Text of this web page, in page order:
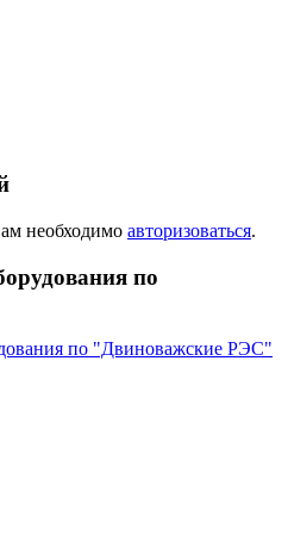
необходимо авторизоваться.
по